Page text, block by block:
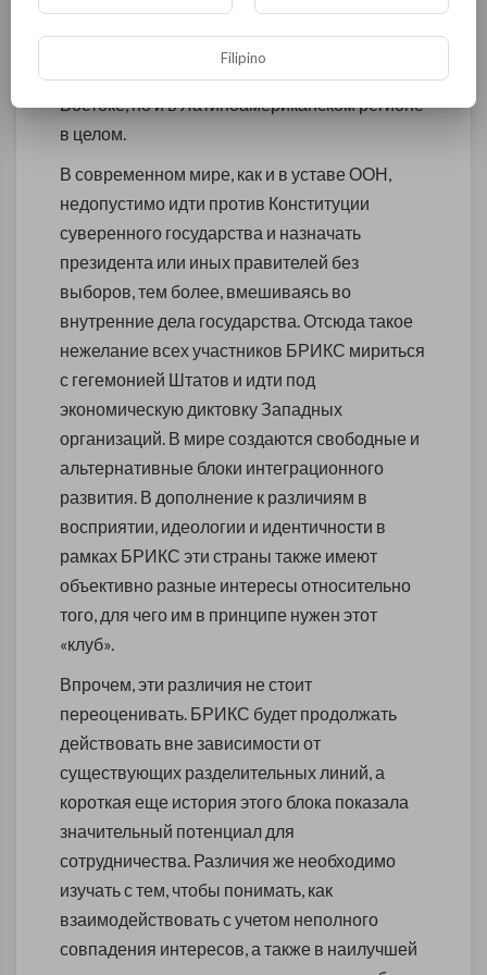
также с БРИКС. Такая геополитика весьма
лидерства США не только на Ближнем
Востоке, но и в Латиноамериканском регионе
в целом.
В современном мире, как и в уставе ООН,
недопустимо идти против Конституции
суверенного государства и назначать
президента или иных правителей без
выборов, тем более, вмешиваясь во
внутренние дела государства. Отсюда такое
нежелание всех участников БРИКС мириться
с гегемонией Штатов и идти под
экономическую диктовку Западных
организаций. В мире создаются свободные и
альтернативные блоки интеграционного
развития. В дополнение к различиям в
восприятии, идеологии и идентичности в
рамках БРИКС эти страны также имеют
объективно разные интересы относительно
того, для чего им в принципе нужен этот
«клуб».
Впрочем, эти различия не стоит
переоценивать. БРИКС будет продолжать
действовать вне зависимости от
существующих разделительных линий, а
короткая еще история этого блока показала
значительный потенциал для
сотрудничества. Различия же необходимо
изучать с тем, чтобы понимать, как
взаимодействовать с учетом неполного
совпадения интересов, а также в наилучшей
Filipino